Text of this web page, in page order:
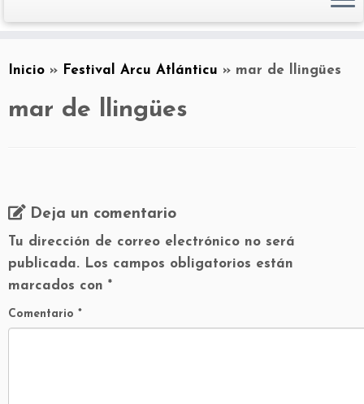
Inicio » Festival Arcu Atlánticu » mar de llingües
mar de llingües
Deja un comentario
Tu dirección de correo electrónico no será
publicada. Los campos obligatorios están
marcados con *
Comentario *